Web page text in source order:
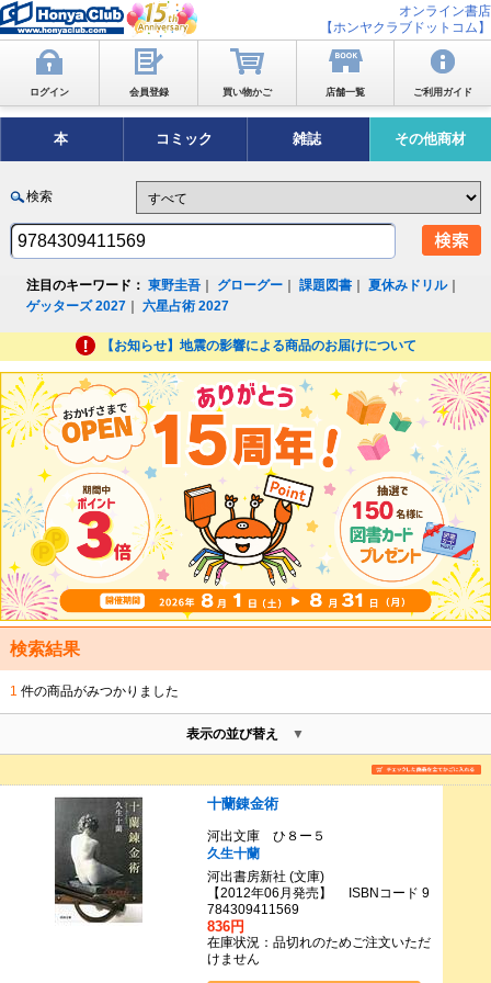
オンライン書店
【ホンヤクラブドットコム】
ログイン 会員登録 買い物かご 店舗一覧 ご利用ガイド
本 コミック 雑誌 その他商材
検索
注目のキーワード： 東野圭吾 グローグー ｜課題図書 ｜夏休みドリル｜
ゲッターズ 2027 ｜六星占術 2027
【お知らせ】地震の影響による商品のお届けについて
検索結果
1 件の商品がみつかりました
表示の並び替え
十蘭錬金術
河出文庫 ひ８ー５
久生十蘭
河出書房新社 (文庫)
【2012年06月発売】 ISBNコード 9
784309411569
836円
在庫状況：品切れのためご注文いただ
けません